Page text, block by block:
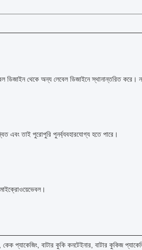
থেকে অন্য লেবেল ডিজাইনে স্থানান্তরিত করে।
এবং তাই পুরোপুরি পুনর্ব্যবহারযোগ্য হতে পারে।
প্যাকেজিং, বাটার কুকি কনটেইনার, বাটার কুকিজ